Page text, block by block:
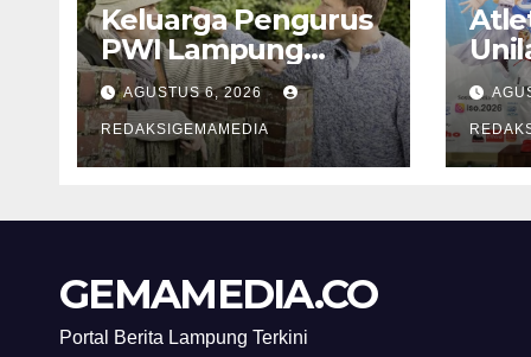
Keluarga Pengurus
PWI Lampung
Mengaku Diancam
Tetangga, Terpaksa
Mengungsi Dini Hari
AGUSTUS 6, 2026
REDAKSIGEMAMEDIA
GEMAMEDIA.CO
Portal Berita Lampung Terkini